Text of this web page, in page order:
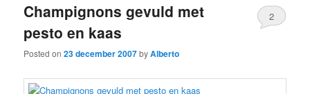
Champignons gevuld met
pesto en kaas
Posted on23 december 2007byAlberto
2